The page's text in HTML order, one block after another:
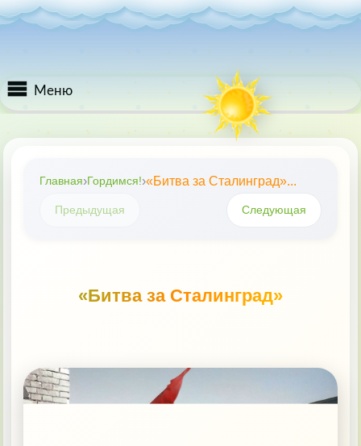
Меню
Книговести
МастерОК
Главная›Гордимся!›«Битва за Сталинград»...
Предыдущая Следующая
«Битва за Сталинград»